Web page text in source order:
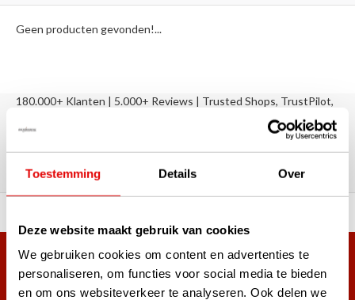
Toestemming Details Over
Deze website maakt gebruik van cookies
We gebruiken cookies om content en advertenties te
personaliseren, om functies voor social media te bieden
en om ons websiteverkeer te analyseren. Ook delen we
Geen producten gevonden!...
180.000+ Klanten | 5.000+ Reviews | Trusted Shops, TrustPilot,
Reviews: Onze klanten aan het
woord
Meer dan 38.000 klanten hebben zich al
aangemeld.